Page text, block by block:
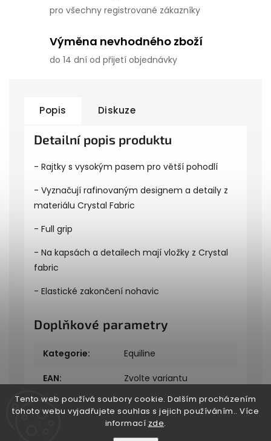
Tento web používá soubory cookie. Dalším procházením
tohoto webu vyjadřujete souhlas s jejich používáním.. Více
informací zde.
pro všechny registrované zákazníky
Výměna nevhodného zboží
do 14 dní od přijetí objednávky
Popis Diskuze
Detailní popis produktu
- Rajtky s vysokým pasem pro větší pohodlí
- Vyznačují rafinovaným designem a detaily z
materiálu Crystal Fabric
- Full grip
- Na kapsách a detailech mají vložky z Crystal
fabric
- Elastické zakončení nohavic
Doplňkové parametry
Kategorie: Equiline
EAN: Zvolte variantu